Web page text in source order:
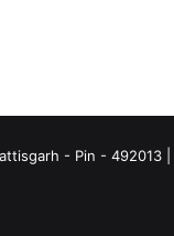
- Pin - 492013